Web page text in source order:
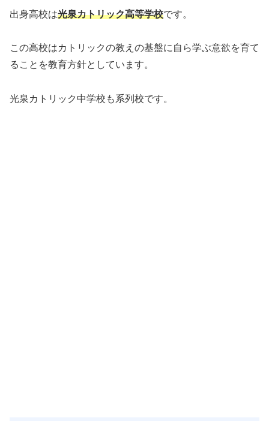
出身高校は光泉カトリック高等学校です。
この高校はカトリックの教えの基盤に自ら学ぶ意欲を育て
ることを教育方針としています。
光泉カトリック中学校も系列校です。